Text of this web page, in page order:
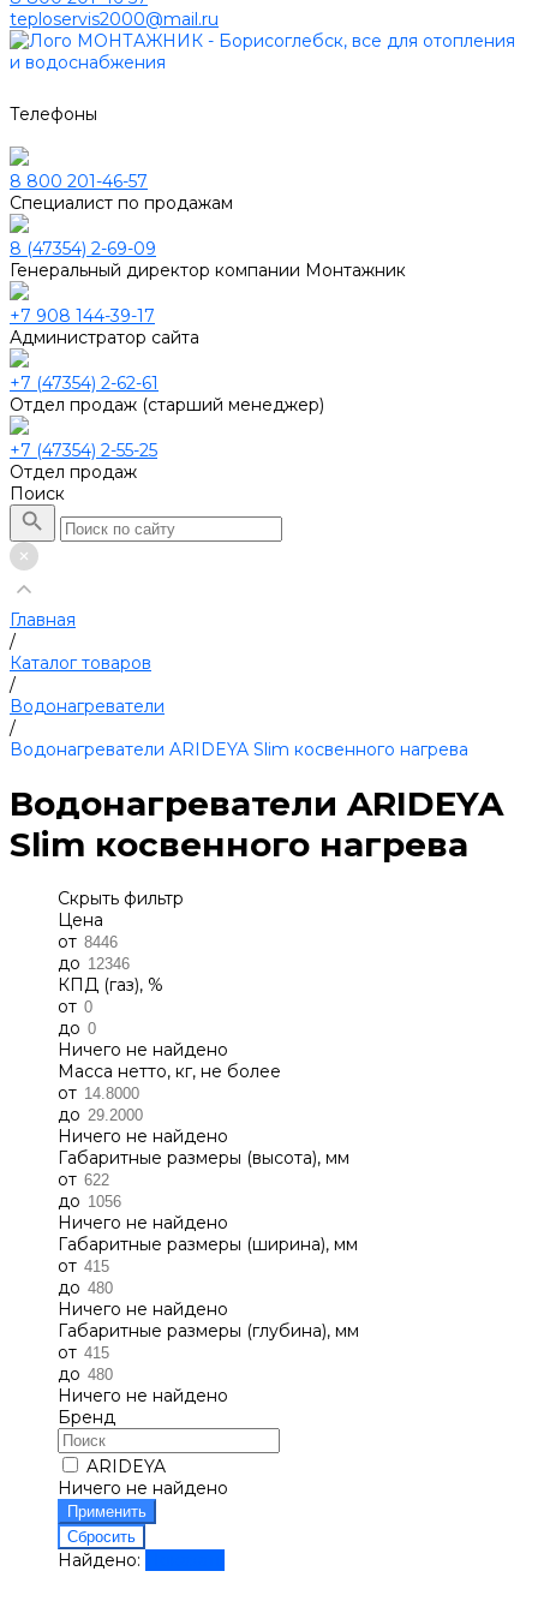
teploservis2000@mail.ru
Телефоны
8 800 201-46-57
Специалист по продажам
8 (47354) 2-69-09
Генеральный директор компании Монтажник
+7 908 144-39-17
Администратор сайта
+7 (47354) 2-62-61
Отдел продаж (старший менеджер)
+7 (47354) 2-55-25
Отдел продаж
Поиск
Главная
/
Каталог товаров
/
Водонагреватели
/
Водонагреватели ARIDEYA Slim косвенного нагрева
Водонагреватели ARIDEYA
Slim косвенного нагрева
Скрыть фильтр
Цена
от
до
КПД (газ), %
от
до
Ничего не найдено
Масса нетто, кг, не более
от
до
Ничего не найдено
Габаритные размеры (высота), мм
от
до
Ничего не найдено
Габаритные размеры (ширина), мм
от
до
Ничего не найдено
Габаритные размеры (глубина), мм
от
до
Ничего не найдено
Бренд
ARIDEYA
Ничего не найдено
Найдено: